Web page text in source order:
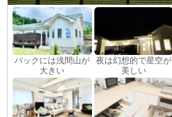
バックには浅間山が
大きい
夜は幻想的で星空が
美しい